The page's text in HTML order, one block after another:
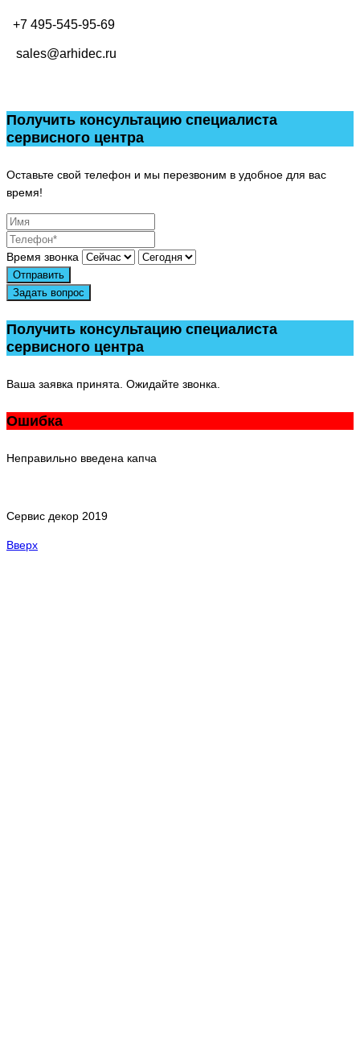
+7 495-545-95-69
sales@arhidec.ru
Получить консультацию специалиста
сервисного центра
Оставьте свой телефон и мы перезвоним в удобное для вас
время!
Время звонка
Отправить
Задать вопрос
Получить консультацию специалиста
сервисного центра
Ваша заявка принята. Ожидайте звонка.
Ошибка
Неправильно введена капча
Сервис декор 2019
Вверх